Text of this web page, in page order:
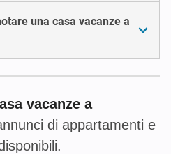
una casa vacanze a
vacanze a
di appartamenti e